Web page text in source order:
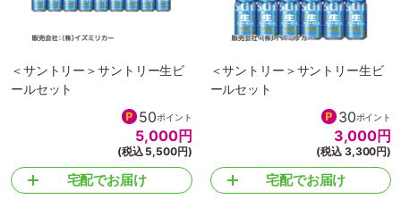
＜サントリー＞サントリー生ビ
ールセット
50ポイント
5,000円
(税込 5,500円)
宅配でお届け
＜サントリー＞サントリー生ビ
ールセット
30ポイント
3,000円
(税込 3,300円)
宅配でお届け